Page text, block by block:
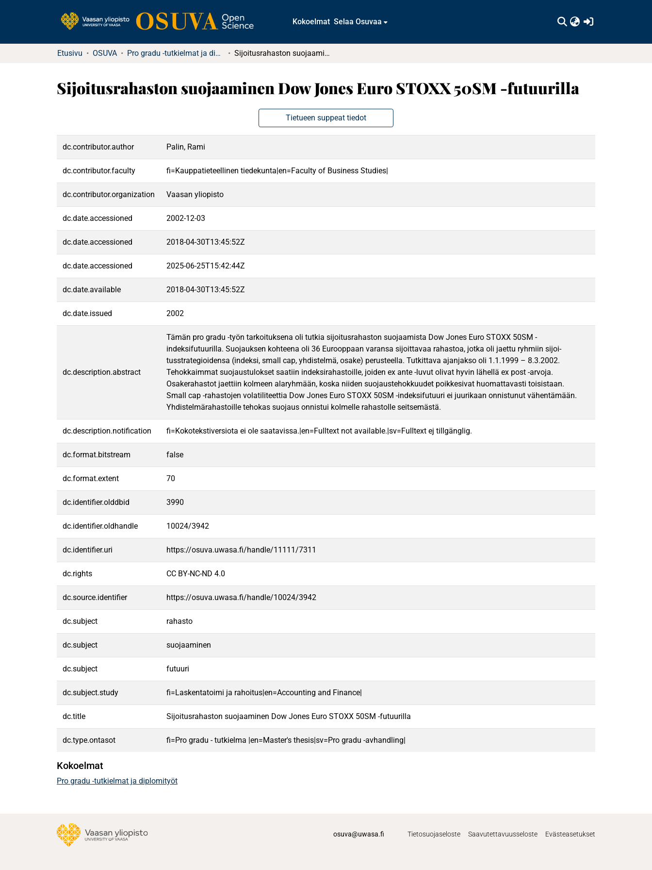
Kokoelmat Selaa Osuvaa
Etusivu OSUVA Pro gradu -tutkielmat ja diplomityöt Sijoitusrahaston suojaaminen Dow Jones Euro STOXX 50SM -futuurilla
Sijoitusrahaston suojaaminen Dow Jones Euro STOXX 50SM -futuurilla
Tietueen suppeat tiedot
dc.contributor.author Palin, Rami
dc.contributor.faculty fi=Kauppatieteellinen tiedekunta|en=Faculty of Business Studies|
dc.contributor.organization Vaasan yliopisto
dc.date.accessioned 2002-12-03
dc.date.accessioned 2018-04-30T13:45:52Z
dc.date.accessioned 2025-06-25T15:42:44Z
dc.date.available 2018-04-30T13:45:52Z
dc.date.issued 2002
dc.description.abstract
Tämän pro gradu -työn tarkoituksena oli tutkia sijoitusrahaston suojaamista Dow Jones Euro STOXX 50SM -
indeksifutuurilla. Suojauksen kohteena oli 36 Eurooppaan varansa sijoittavaa rahastoa, jotka oli jaettu ryhmiin sijoi-
tusstrategioidensa (indeksi, small cap, yhdistelmä, osake) perusteella. Tutkittava ajanjakso oli 1.1.1999 – 8.3.2002.
Tehokkaimmat suojaustulokset saatiin indeksirahastoille, joiden ex ante -luvut olivat hyvin lähellä ex post -arvoja.
Osakerahastot jaettiin kolmeen alaryhmään, koska niiden suojaustehokkuudet poikkesivat huomattavasti toisistaan.
Small cap -rahastojen volatiliteettia Dow Jones Euro STOXX 50SM -indeksifutuuri ei juurikaan onnistunut vähentämään.
Yhdistelmärahastoille tehokas suojaus onnistui kolmelle rahastolle seitsemästä.
dc.description.notification fi=Kokotekstiversiota ei ole saatavissa.|en=Fulltext not available.|sv=Fulltext ej tillgänglig.
dc.format.bitstream false
dc.format.extent 70
dc.identifier.olddbid 3990
dc.identifier.oldhandle 10024/3942
dc.identifier.uri https://osuva.uwasa.fi/handle/11111/7311
dc.rights CC BY-NC-ND 4.0
dc.source.identifier https://osuva.uwasa.fi/handle/10024/3942
dc.subject rahasto
dc.subject suojaaminen
dc.subject futuuri
dc.subject.study fi=Laskentatoimi ja rahoitus|en=Accounting and Finance|
dc.title Sijoitusrahaston suojaaminen Dow Jones Euro STOXX 50SM -futuurilla
dc.type.ontasot fi=Pro gradu - tutkielma |en=Master's thesis|sv=Pro gradu -avhandling|
Kokoelmat
Pro gradu -tutkielmat ja diplomityöt
osuva@uwasa.fi Tietosuojaseloste Saavutettavuusseloste Evästeasetukset